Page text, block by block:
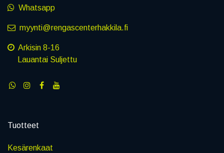
Whatsapp
myynti@rengascenterhakkila.fi
Arkisin 8-16
Lauantai Suljettu
Tuotteet
Kesärenkaat